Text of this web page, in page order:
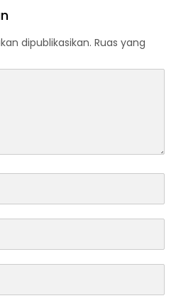
dipublikasikan. Ruas yang